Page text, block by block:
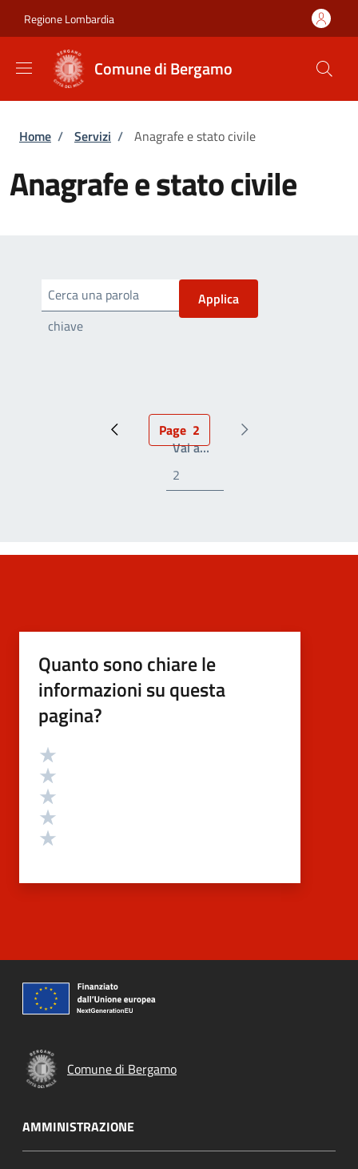
Regione Lombardia
Comune di Bergamo
Briciole di pane
Home / Servizi / Anagrafe e stato civile
Anagrafe e stato civile
Cerca una parola
chiave
Pagina precedentePagina attuale
Page 2 Prossima pagina
Vai a…Write the page number
Quanto sono chiare le
informazioni su questa
pagina?
Valutazione
Comune di Bergamo
AMMINISTRAZIONE